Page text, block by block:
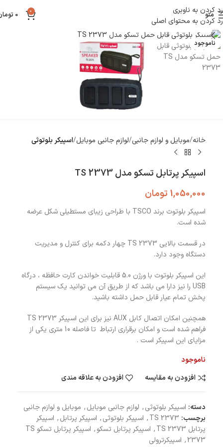
رد کردن به ناوبری
رد کردن به محتوای اصلی
منو 0
0
ناموجود
بزرگنمایی تصویر
خانه موبایل و لوازم جانبی لوازم جانبی موبایل اسپیکر بلوتوثی
اسپیکر پرتابل تسکو مدل TS 2373
1,050,000 تومان
اسپیکر بلوتوث برند TSCO با طراحی زیبای مستطیلی شکل عرضه
شده است.
در قسمت بالایی TS 2373 چهار دکمه برای کنترل و مدیریت
دستگاه وجود دارد.
این اسپیکر بلوتوث با ورژن 5.0 قابلیت خواندن کارت حافظه ، درگاه
USB را نیز دارا می باشد که از طریق آن می توانید یک سیستم
پخش تمام عیار قابل حمل داشته باشید.
همچنین امکان اتصال کابل AUX نیز برای این اسپیکر TS 2373
فراهم شده است و امکان برقراری ارتباط تا فاصله 10 متری یکی از
مزایای این اسپیکر است .
ناموجود
افزودن به مقایسه
افزودن به علاقه مندی
دسته: اسپیکر بلوتوثی, لوازم جانبی موبایل, موبایل و لوازم جانبی
برچسب: TS 2373
, اسپیکر بلوتوثی, اسپیکر پرتابل, اسپیکر
پرتابل TS 2373
, اسپیکر پرتابل تسکو,
اسپیکر پرتابل تسکو TS
2373
, اسپیکرترولی